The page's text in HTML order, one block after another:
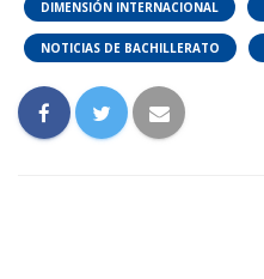
DIMENSIÓN INTERNACIONAL
NOTICIAS DE BACHILLERATO